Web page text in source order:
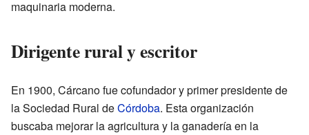
maquinaria moderna.
Dirigente rural y escritor
En 1900, Cárcano fue cofundador y primer presidente de
la Sociedad Rural deCórdoba. Esta organización
buscaba mejorar la agricultura y la ganadería en la